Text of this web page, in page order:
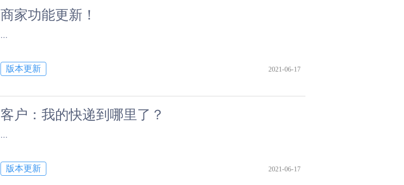
商家功能更新！
​...
版本更新 2021-06-17
客户：我的快递到哪里了？
​...
版本更新 2021-06-17